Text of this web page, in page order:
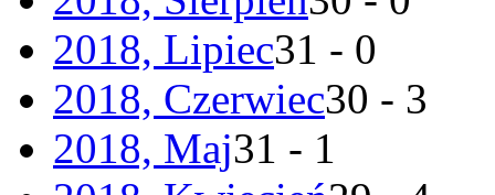
2018, Lipiec31 - 0
2018, Czerwiec30 - 3
2018, Maj31 - 1